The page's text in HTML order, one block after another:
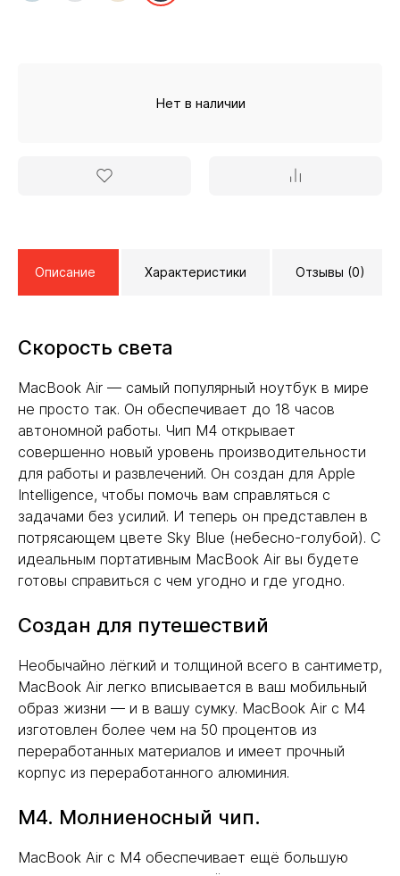
Нет в наличии
Описание Характеристики Отзывы (0)
Скорость света
MacBook Air — самый популярный ноутбук в мире
не просто так. Он обеспечивает до 18 часов
автономной работы. Чип M4 открывает
совершенно новый уровень производительности
для работы и развлечений. Он создан для Apple
Intelligence, чтобы помочь вам справляться с
задачами без усилий. И теперь он представлен в
потрясающем цвете Sky Blue (небесно-голубой). С
идеальным портативным MacBook Air вы будете
готовы справиться с чем угодно и где угодно.
Создан для путешествий
Необычайно лёгкий и толщиной всего в сантиметр,
MacBook Air легко вписывается в ваш мобильный
образ жизни — и в вашу сумку. MacBook Air с M4
изготовлен более чем на 50 процентов из
переработанных материалов и имеет прочный
корпус из переработанного алюминия.
М4. Молниеносный чип.
MacBook Air с M4 обеспечивает ещё большую